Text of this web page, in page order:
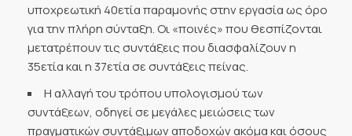
υποχρεωτική 40ετία παραμονής στην εργασία ως όρο
για την πλήρη σύνταξη. Οι «ποινές» που θεσπίζονται
μετατρέπουν τις συντάξεις που διασφαλίζουν η
35ετία και η 37ετία σε συντάξεις πείνας.
Η αλλαγή του τρόπου υπολογισμού των
συντάξεων, οδηγεί σε μεγάλες μειώσεις των
πραγματικών συντάξιμων αποδοχών ακόμα και όσους